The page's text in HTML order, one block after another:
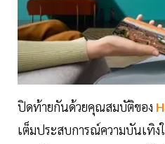
ปิดท้ายกันด้วยคุณสมบัติของ
เต็มประสบการณ์ความบันเทิ